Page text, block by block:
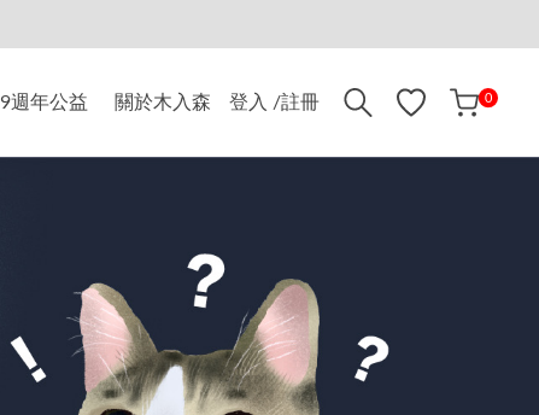
9週年公益 關於木入森 登入 /註冊 0